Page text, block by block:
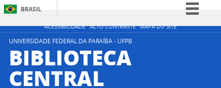
ACESSIBILIDADE ALTO CONTRASTE MAPA DO SITE
BRASIL
Simplifique!
UNIVERSIDADE FEDERAL DA PARAÍBA - UFPB
BIBLIOTECA
CENTRAL